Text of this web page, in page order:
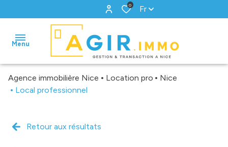
0 Fr
Menu
accueil
locations
Agence immobilière Nice Location pro
Nice
Local professionnel
Retour aux résultats